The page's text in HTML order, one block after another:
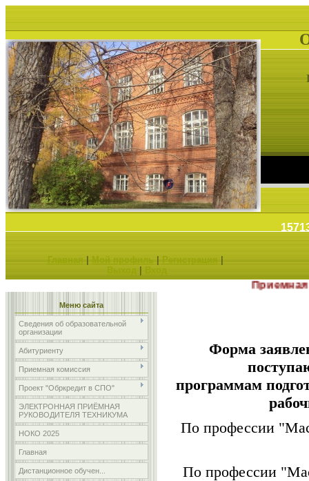
Главная Мой профиль Регистрация
Выход| Вход
Приемная
Меню сайта
Сведения об образовательной
организации
Абитуриенту
Приемная комиссия
Проект "Обркредит в СПО"
ЭЛЕКТРОННАЯ ПРИЁМНАЯ
РУКОВОДИТЕЛЯ ТЕХНИКУМА
НОКО 2025
Главная
Дистанционное обучен...
Форма
программам
По профессии
По профессии